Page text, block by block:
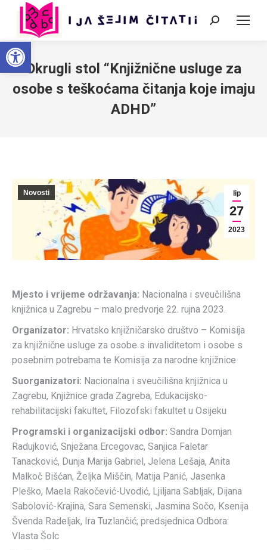
Open toolbar
Search:
Okrugli stol “Knjižnične usluge za
osobe s teškoćama čitanja koje imaju
ADHD”
lip
27
2023
Novosti
Mjesto i vrijeme održavanja: Nacionalna i sveučilišna
knjižnica u Zagrebu – malo predvorje 22. rujna 2023.
Organizator: Hrvatsko knjižničarsko društvo – Komisija
za knjižnične usluge za osobe s invaliditetom i osobe s
posebnim potrebama te Komisija za narodne knjižnice
Suorganizatori: Nacionalna i sveučilišna knjižnica u
Zagrebu, Knjižnice grada Zagreba, Edukacijsko-
rehabilitacijski fakultet, Filozofski fakultet u Osijeku
Programski i organizacijski odbor: Sandra Domjan
Radujković, Snježana Ercegovac, Sanjica Faletar
Tanacković, Dunja Marija Gabriel, Jelena Lešaja, Anita
Malkoč Bišćan, Željka Miščin, Matija Panić, Jasenka
Pleško, Maela Rakočević-Uvodić, Ljiljana Sabljak, Dijana
Sabolović-Krajina, Sara Semenski, Jasmina Sočo, Ksenija
Švenda Radeljak, Ira Tuzlančić; predsjednica Odbora:
Vlasta Šolc